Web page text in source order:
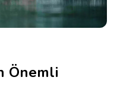
Önemli